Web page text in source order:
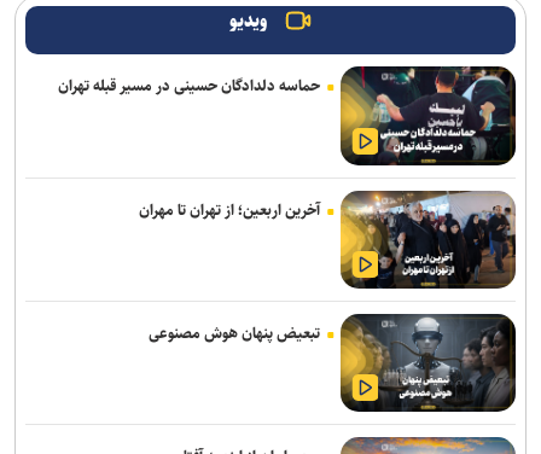
همگرایی منطقه‌ای
اقتصاد معیشتی و حکمرانی دانشگاهی/ واکاوی چهار ضلع جامعه
دانشگاهی در رقابت منطقه‌ای نخبگان
رگبار و رعدوبرق در راه شمال کشور؛ تهران خنک‌تر می‌شود
لغو افزایش تعرفه و تصاعد پلکانی بهای برق مشترکین کشاورزی
افزایش سابقه خدمت الزامی برای بازنشستگی بر اساس قانون برنامه هفتم
از ابتدای اجرای طرح مهتاب ۱۹۴ هزار انشعاب غیر مجاز از شبکه برق
جمع آوری شد
تردد ۵.۸ میلیون زائر حسینی از مرز‌های اربعینی در سفر‌های رفت و
برگشت به ثبت رسید
ویدیو
حماسه دلدادگان حسینی در مسیر قبله تهران
آخرین اربعین؛ از تهران تا مهران
تبعیض پنهان هوش مصنوعی